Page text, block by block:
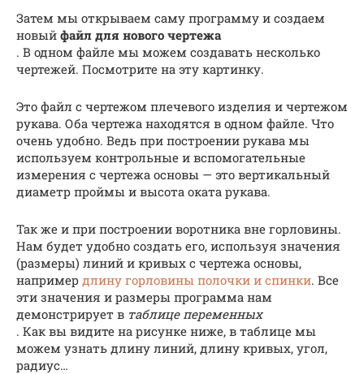
Затем мы открываем саму программу и создаем
новый файл для нового чертежа
. В одном файле мы можем создавать несколько
чертежей. Посмотрите на эту картинку.
Это файл с чертежом плечевого изделия и чертежом
рукава. Оба чертежа находятся в одном файле. Что
очень удобно. Ведь при построении рукава мы
используем контрольные и вспомогательные
измерения с чертежа основы — это вертикальный
диаметр проймы и высота оката рукава.
Так же и при построении воротника вне горловины.
Нам будет удобно создать его, используя значения
(размеры) линий и кривых с чертежа основы,
например длину горловины полочки и спинки. Все
эти значения и размеры программа нам
демонстрирует в таблице переменных
. Как вы видите на рисунке ниже, в таблице мы
можем узнать длину линий, длину кривых, угол,
радиус…